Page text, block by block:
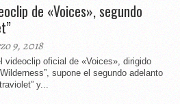
de «Voices», segundo
9, 2018
videoclip oficial de «Voices», dirigido
supone el segundo adelanto
y...